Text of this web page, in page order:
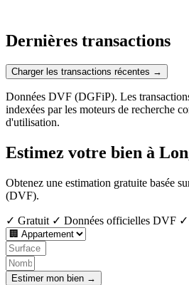
Dernières transactions
Charger les transactions récentes →
Données DVF (DGFiP). Les
indexées par les moteurs de recherche
d'utilisation.
Estimez votre bien à
Obtenez une estimation gratuite basée
(DVF).
✓ Gratuit ✓ Données officielles DVF ✓
Estimer mon bien →